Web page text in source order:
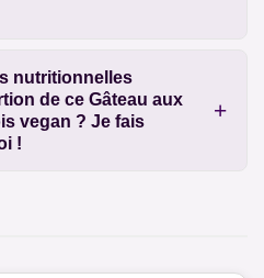
nutritionnelles
de ce Gâteau aux
vegan ? Je fais
!